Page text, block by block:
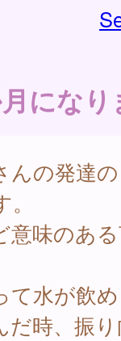
にな
の発達
意味のあ
て水が飲
だ時、振